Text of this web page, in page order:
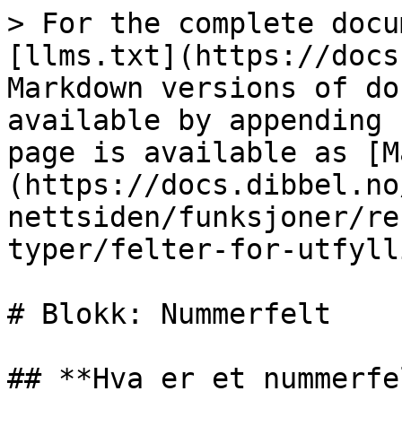
> For the complete
[llms.txt](https://
Markdown versions of
available by
page is available as
(https://
nettsiden/funksjoner/
typer/felter-for-
# Blokk: Nummerfelt
## **Hva er et